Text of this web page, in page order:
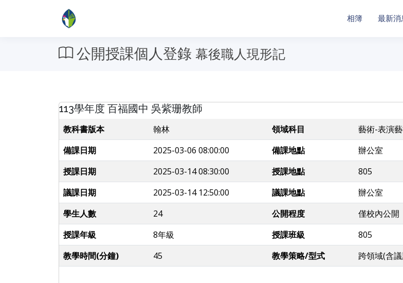
相簿 最新消
公開授課個人登錄 幕後職人現形記
113學年度 百福國中 吳紫珊教師
教科書版本 翰林 領域科目
藝術-表演
備課日期
2025-03-06 08:00:00 備課地點
辦公室
授課日期
2025-03-14 08:30:00 授課地點
805
議課日期
2025-03-14 12:50:00 議課地點
辦公室
學生人數
24 公開程度
僅校內公開
授課年級
8年級 授課班級
805
教學時間(分鐘)
45 教學策略/型式 跨領域(含